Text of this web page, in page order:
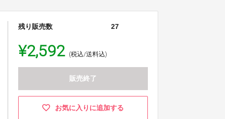
残り販売数 27
¥2,592 (税込/送料込)
販売終了
お気に入りに追加する